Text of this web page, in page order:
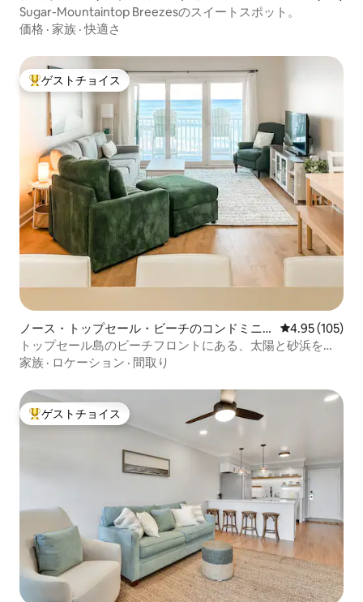
Sugar-Mountaintop Breezesのスイートスポット。
価格 · 家族 ·快適さ
大好評のゲストチョイスです。
ゲストチョイス
ノース・トップセール・ビーチのコンドミニ
アム
レビュー105
4.95 (105)
トップセール島のビーチフロントにある、太陽と砂浜を楽
しめるコンドミニアム
家族 · ロケーション · 間取り
大好評のゲストチョイスです。
ゲストチョイス